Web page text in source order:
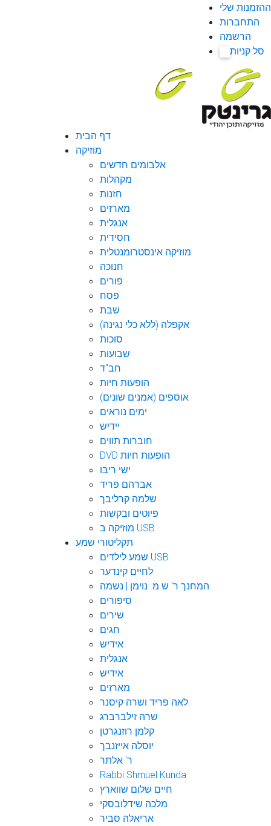
ההזמנות שלי
התחברות
הרשמה
סל קניות
דף הבית
מוזיקה
אלבומים חדשים
מקהלות
חזנות
מארזים
אנגלית
חסידית
מוזיקה אינסטרומנטלית
חנוכה
פורים
פסח
שבת
אקפלה (ללא כלי נגינה)
סוכות
שבועות
חב"ד
הופעות חיות
אוספים (אמנים שונים)
ימים נוראים
יידיש
חוברות תווים
DVD הופעות חיות
ישי ריבו
אברהם פריד
שלמה קרליבך
פיוטים ובקשות
מוזיקה ב USB
תקליטורי שמע
שמע לילדים USB
לחיים קינדער
המחנך ר' ש.מ. נוימן | נשמה
סיפורים
שירים
חגים
אידיש
אנגלית
אידיש
מארזים
לאה פריד ושרה קיסנר
שרה זילברברג
קלמן רוזנגרטן
יוסלה אייזנבך
ר' אלתר
Rabbi Shmuel Kunda
חיים שלום שווארץ
מלכה שידלובסקי
אריאלה סביר